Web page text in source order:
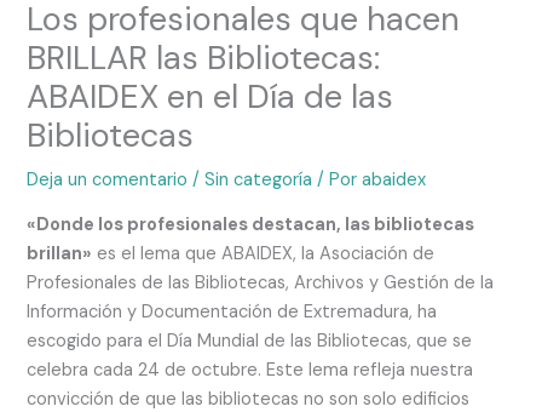
Los profesionales que hacen
BRILLAR las Bibliotecas:
ABAIDEX en el Día de las
Bibliotecas
Deja un comentario /Sin categoría / Porabaidex
«Donde los profesionales destacan, las bibliotecas
brillan» es el lema que ABAIDEX, la Asociación de
Profesionales de las Bibliotecas, Archivos y Gestión de la
Información y Documentación de Extremadura, ha
escogido para el Día Mundial de las Bibliotecas, que se
celebra cada 24 de octubre. Este lema refleja nuestra
convicción de que las bibliotecas no son solo edificios